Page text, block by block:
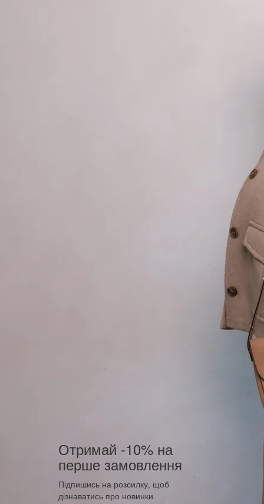
Отримай -10% на
перше замовлення
Підпишись на розсилку, щоб
дізнаватись про новинки